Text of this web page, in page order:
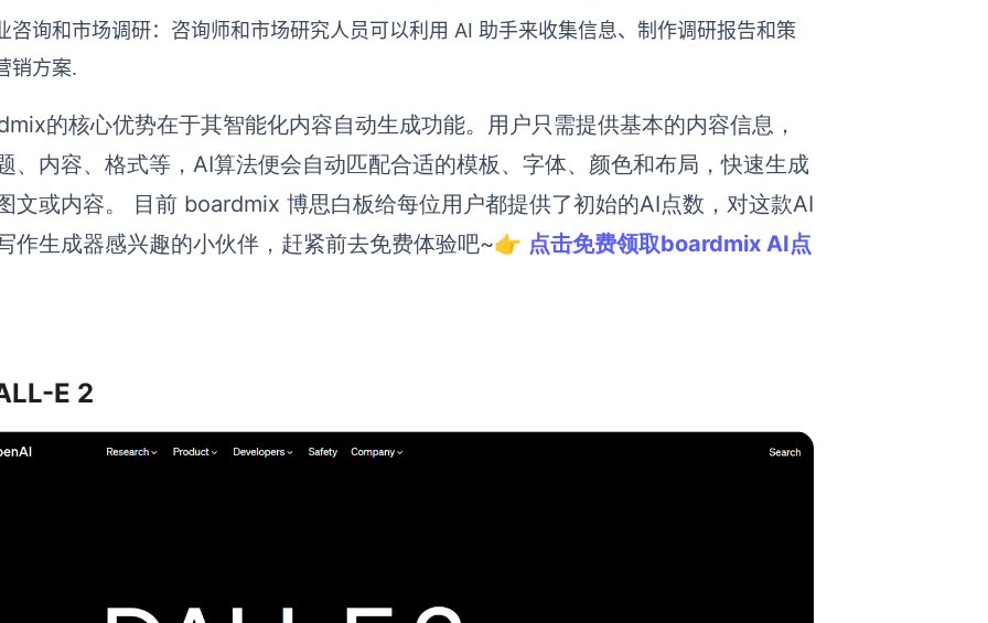
咨询和市场调研：咨询师和市场研究人员可以利用 AI 助手来收集信息、制作调研报告和策
销方案.
的核心优势在于其智能化内容自动生成功能。用户只需提供基本的内容信息，
、内容、格式等，AI算法便会自动匹配合适的模板、字体、颜色和布局，快速生成
文或内容。 目前 boardmix 博思白板给每位用户都提供了初始的AI点数，对这款AI
作生成器感兴趣的小伙伴，赶紧前去免费体验吧~👉 点击免费领取boardmix AI点
E 2